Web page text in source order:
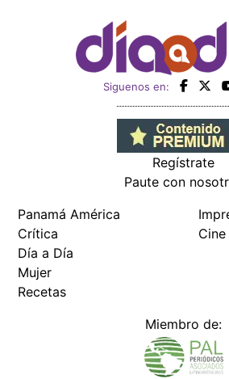
Siguenos en:
Regístrate
Paute con
Panamá América
Crítica
Día a Día
Mujer
Recetas
Cine
Miembro de: